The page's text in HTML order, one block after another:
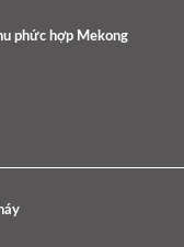
phức hợp Mekong